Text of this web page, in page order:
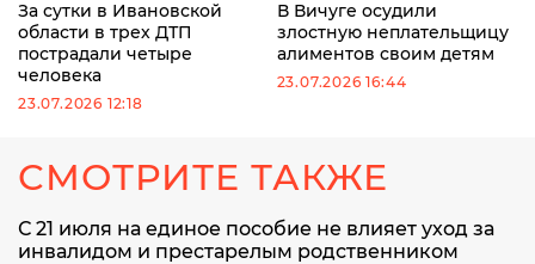
За сутки в Ивановской
области в трех ДТП
пострадали четыре
человека
23.07.2026 12:18
В Вичуге осудили
злостную неплательщицу
алиментов своим детям
23.07.2026 16:44
СМОТРИТЕ ТАКЖЕ
С 21 июля на единое пособие не влияет уход за
инвалидом и престарелым родственником